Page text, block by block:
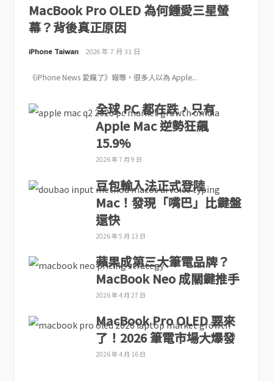
MacBook Pro OLED 為何鍾愛三星螢
幕？背後真正原因
iPhone Taiwan 2026 年 7 月 31 日
《iPhone News 愛瘋了》報導，很多人以為 Apple...
全球 PC 都在跌，只有
Apple Mac 逆勢狂飆
15.9%
2026 年 7 月 9 日
豆包輸入法正式登陸
Mac！發現「嘴巴」比鍵盤
還快
2026 年 5 月 13 日
蘋果成第三大筆電品牌？
MacBook Neo 成關鍵推手
2026 年 4 月 27 日
MacBook Pro OLED 要來
了！2026 筆電市場大爆發
2026 年 4 月 16 日